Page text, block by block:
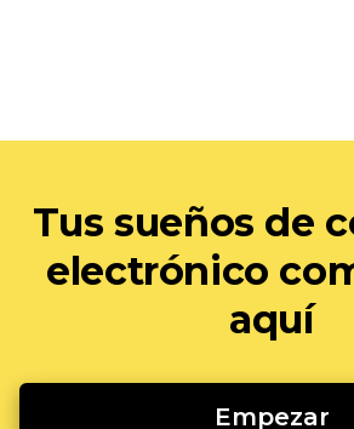
Tus sueños de
electrónico
aquí
Empezar